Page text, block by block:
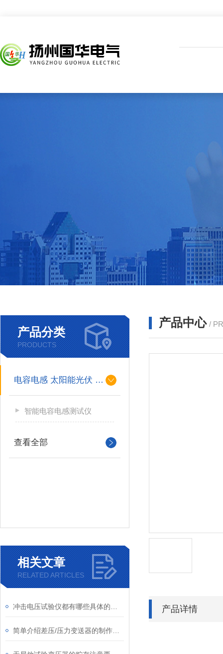
产品分类
PRODUCTS
电容电感 太阳能光伏 系列
智能电容电感测试仪
查看全部
相关文章
RELATED ARTICLES
产品中心 /
产品详情